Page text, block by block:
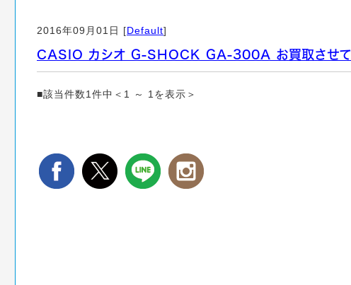
2016年09月01日 [Default]
CASIO カシオ G-SHOCK GA-300A お買取させて
■該当件数1件中＜1 ～ 1を表示＞